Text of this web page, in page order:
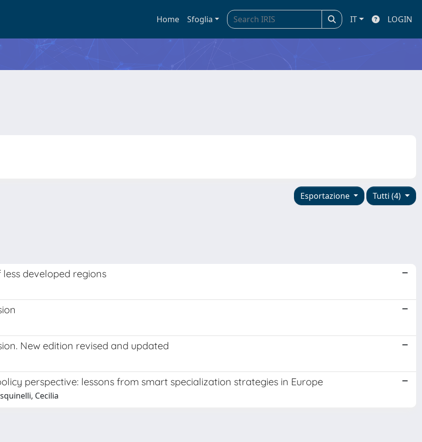
Home Sfoglia IT LOGIN
Tutti (4)
Esportazione
developed regions
New edition revised and updated
perspective: lessons from smart specialization strategies in Europe
Cecilia